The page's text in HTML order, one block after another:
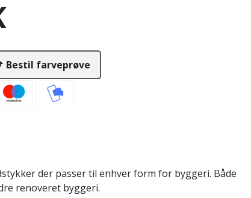
Bestil farveprøve
der passer til enhver form for byggeri. Både
renoveret byggeri.